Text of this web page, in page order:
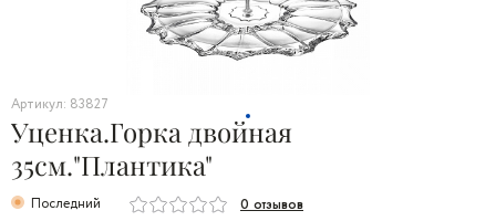
Артикул: 83827
Уценка.Горка двойная
35см."Плантика"
Последний 0 отзывов